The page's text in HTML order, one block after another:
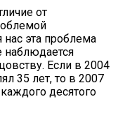
от
эта проблема
наблюдается
Если в 2004
35 лет, то в 2007
десятого